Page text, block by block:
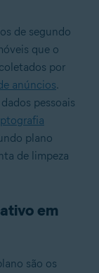
de segundo
que o
por
anúncios.
pessoais
plano
de limpeza
em
são os